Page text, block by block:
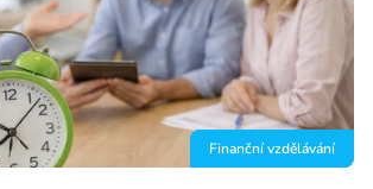
Finanční vzdělávání